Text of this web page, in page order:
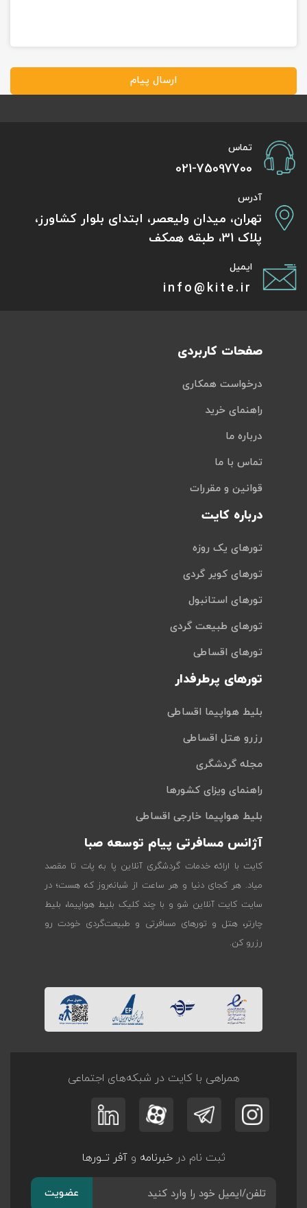
ارسال پیام
تماس
021-75097700
آدرس
تهران، میدان ولیعصر، ابتدای بلوار کشاورز،
پلاک 31، طبقه همکف
ایمیل
info@kite.ir
صفحات کاربردی
درخواست همکاری
راهنمای خرید
درباره ما
تماس با ما
قوانین و مقررات
درباره کایت
تورهای یک روزه
تورهای کویر گردی
تورهای استانبول
تورهای طبیعت گردی
تورهای اقساطی
تورهای پرطرفدار
بلیط هواپیما اقساطی
رزرو هتل اقساطی
مجله گردشگری
راهنمای ویزای کشورها
بلیط هواپیما خارجی اقساطی
آژانس مسافرتی پیام توسعه صبا
کایت با ارائه خدمات گردشگری آنلاین پا به پات تا مقصد
میاد. هر کجای دنیا و هر ساعت از شبانه‌روز که هست؛ در
سایت کایت آنلاین شو و با چند کلیک بلیط هواپیما، بلیط
چارتر، هتل و تورهای مسافرتی و طبیعت‌گردی خودت رو
رزرو کن.
همراهی با کایت در شبکه‌های اجتماعی
ثبت نام درخبرنامه وآفر تــورها
عضویت